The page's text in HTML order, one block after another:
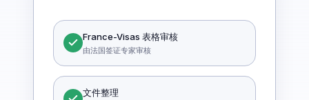
France-Visas 表格审核
由法国签证专家审核
文件整理